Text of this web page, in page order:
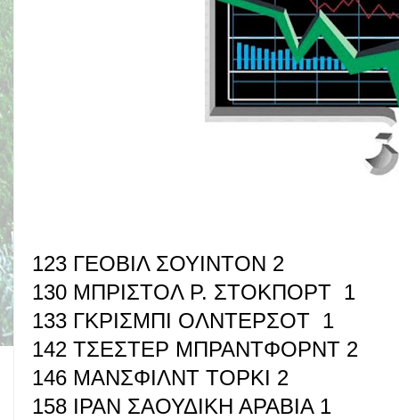
123 ΓΕΟΒΙΛ ΣΟΥΙΝΤΟΝ 2
130 ΜΠΡΙΣΤΟΛ Ρ. ΣΤΟΚΠΟΡΤ 1
133 ΓΚΡΙΣΜΠΙ ΟΛΝΤΕΡΣΟΤ 1
142 ΤΣΕΣΤΕΡ ΜΠΡΑΝΤΦΟΡΝΤ 2
146 ΜΑΝΣΦΙΛΝΤ ΤΟΡΚΙ 2
158 ΙΡΑΝ ΣΑΟΥΔΙΚΗ ΑΡΑΒΙΑ 1